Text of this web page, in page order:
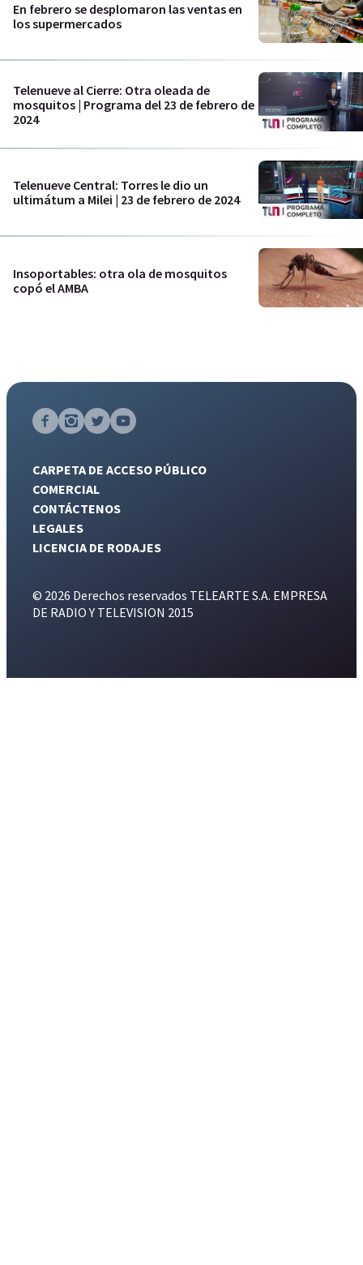
En febrero se desplomaron las ventas en
los supermercados
Telenueve al Cierre: Otra oleada de
mosquitos | Programa del 23 de febrero de
2024
Telenueve Central: Torres le dio un
ultimátum a Milei | 23 de febrero de 2024
Insoportables: otra ola de mosquitos
copó el AMBA
CARPETA DE ACCESO PÚBLICO
COMERCIAL
CONTÁCTENOS
LEGALES
LICENCIA DE RODAJES
© 2026 Derechos reservados TELEARTE S.A. EMPRESA
DE RADIO Y TELEVISION 2015